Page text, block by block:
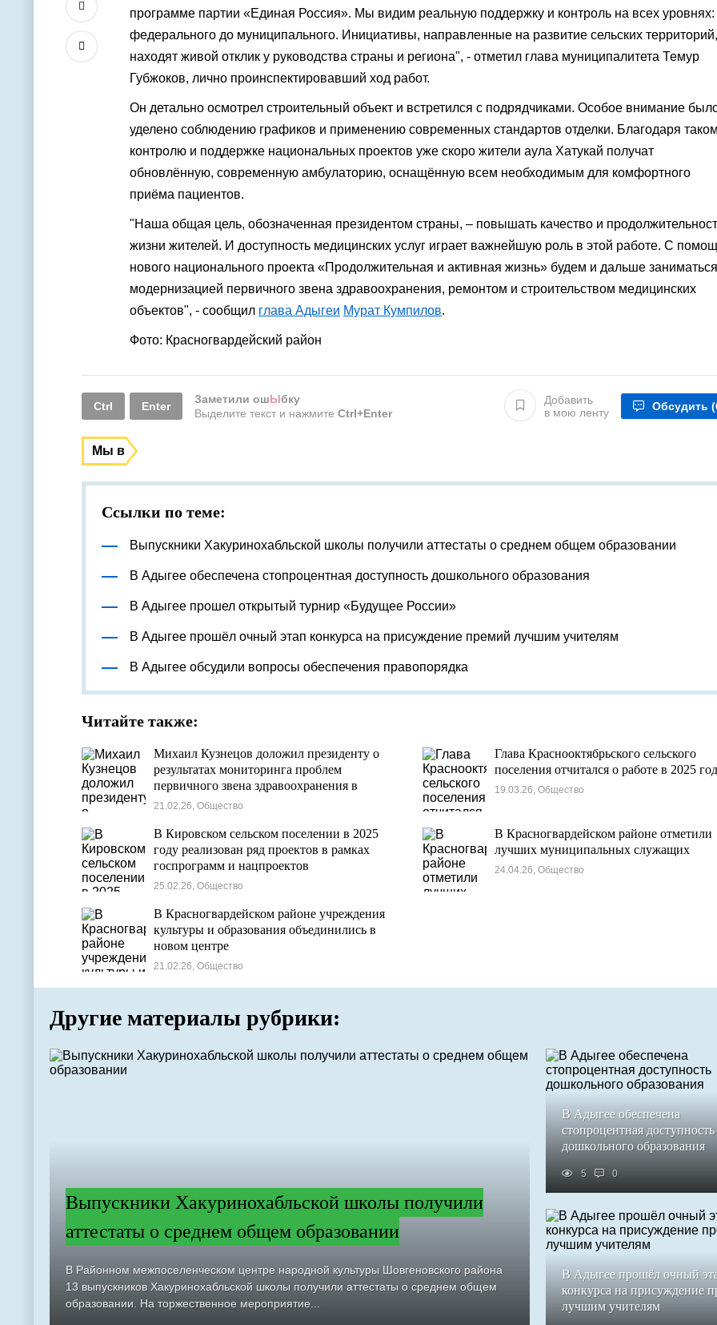
программе партии «Единая Россия». Мы видим реальную поддержку и контроль на всех уровнях:
федерального до муниципального. Инициативы, направленные на развитие сельских территорий,
находят живой отклик у руководства страны и региона", - отметил глава муниципалитета Темур
Губжоков, лично проинспектировавший ход работ.
Он детально осмотрел строительный объект и встретился с подрядчиками. Особое внимание
уделено соблюдению графиков и применению современных стандартов отделки. Благодаря
контролю и поддержке национальных проектов уже скоро жители аула Хатукай получат
обновлённую, современную амбулаторию, оснащённую всем необходимым для комфортного
приёма пациентов.
"Наша общая цель, обозначенная президентом страны, – повышать качество и
жизни жителей. И доступность медицинских услуг играет важнейшую роль в этой работе. С
нового национального проекта «Продолжительная и активная жизнь» будем и дальше заниматься
модернизацией первичного звена здравоохранения, ремонтом и строительством медицинских
объектов", - сообщил глава Адыгеи Мурат Кумпилов.
Фото: Красногвардейский район
Ctrl Enter
Заметили ошЫбку
Выделите текст и нажмите Ctrl+Enter
Добавить
в мою ленту
Обсудить
Мы в
Ссылки по теме:
Выпускники Хакуринохабльской школы получили аттестаты о среднем общем образовании
В Адыгее обеспечена стопроцентная доступность дошкольного образования
В Адыгее прошел открытый турнир «Будущее России»
В Адыгее прошёл очный этап конкурса на присуждение премий лучшим учителям
В Адыгее обсудили вопросы обеспечения правопорядка
Читайте также:
Михаил Кузнецов доложил президенту о
результатах мониторинга проблем
первичного звена здравоохранения в
регионах России
21.02.26, Общество
Глава Краснооктябрьского сельского
поселения отчитался о работе в 2025
19.03.26, Общество
В Кировском сельском поселении в 2025
году реализован ряд проектов в рамках
госпрограмм и нацпроектов
25.02.26, Общество
В Красногвардейском районе отметили
лучших муниципальных служащих
24.04.26, Общество
В Красногвардейском районе учреждения
культуры и образования объединились в
новом центре
21.02.26, Общество
Другие материалы рубрики:
Выпускники Хакуринохабльской школы получили
аттестаты о среднем общем образовании
В Районном межпоселенческом центре народной культуры Шовгеновского района
13 выпускников Хакуринохабльской школы получили аттестаты о среднем общем
образовании. На торжественное мероприятие...
В Адыгее обеспечена
стопроцентная доступность
дошкольного образования
5 0
В Адыгее прошёл очный
конкурса на присуждение
лучшим учителям